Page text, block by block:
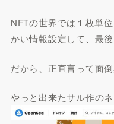
NFTの世界では１枚単
かい情報設定して、最
だから、正直言って面
やっと出来たサル作の